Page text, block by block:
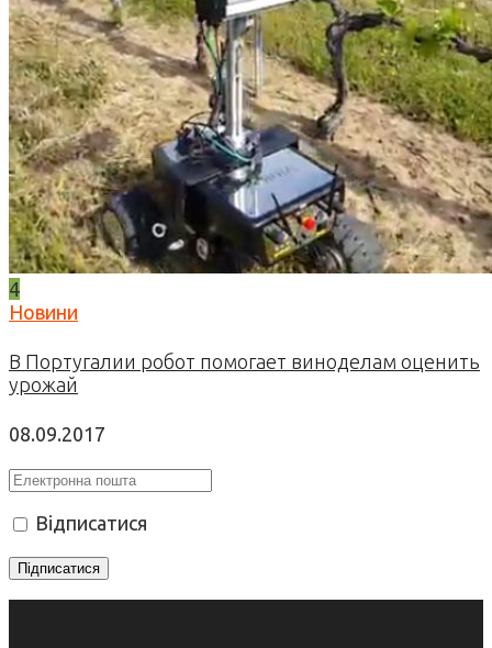
4
Новини
В Португалии робот помогает виноделам оценить
урожай
08.09.2017
Відписатися